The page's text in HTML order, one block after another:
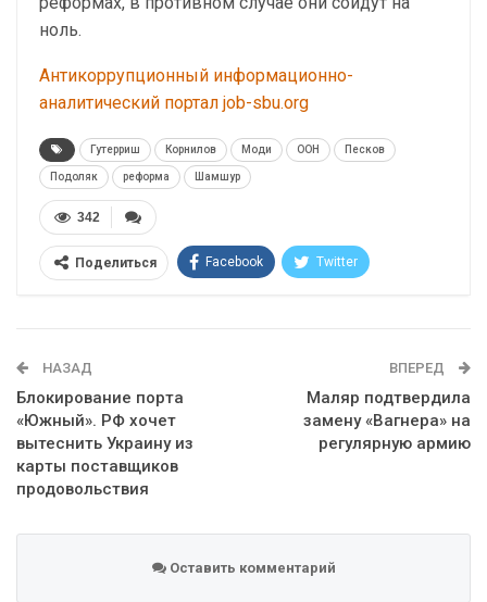
ноль.
Антикоррупционный информационно-
аналитический портал job-sbu.org
Гутерриш Корнилов Моди ООН Песков
Подоляк реформа Шамшур
342
Поделиться Facebook Twitter
НАЗАД
Блокирование порта
«Южный». РФ хочет
вытеснить Украину из
карты поставщиков
продовольствия
ВПЕРЕД
Маляр подтвердила
замену «Вагнера» на
регулярную армию
Оставить комментарий